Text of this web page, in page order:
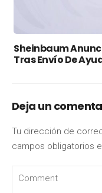
Sheinbaum
Tras Envío De
Deja un
Tu dirección de
campos obligatorios